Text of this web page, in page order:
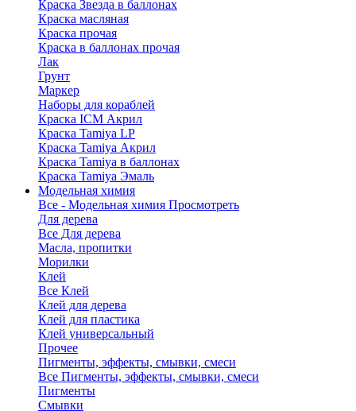
Краска Звезда в баллонах
Краска масляная
Краска прочая
Краска в баллонах прочая
Лак
Грунт
Маркер
Наборы для кораблей
Краска ICM Акрил
Краска Tamiya LP
Краска Tamiya Акрил
Краска Tamiya в баллонах
Краска Tamiya Эмаль
Модельная химия
Все - Модельная химия Просмотреть
Для дерева
Все Для дерева
Масла, пропитки
Морилки
Клей
Все Клей
Клей для дерева
Клей для пластика
Клей универсальный
Прочее
Пигменты, эффекты, смывки, смеси
Все Пигменты, эффекты, смывки, смеси
Пигменты
Смывки